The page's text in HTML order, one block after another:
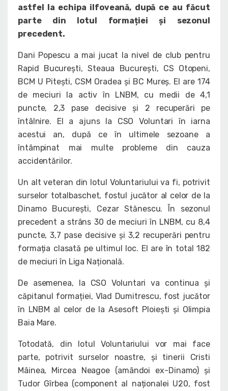
astfel la echipa ilfoveană, după ce au făcut
parte din lotul formației și sezonul
precedent.
Dani Popescu a mai jucat la nivel de club pentru
Rapid București, Steaua București, CS Otopeni,
BCM U Pitești, CSM Oradea și BC Mureș. El are 174
de meciuri la activ în LNBM, cu medii de 4,1
puncte, 2,3 pase decisive și 2 recuperări pe
întâlnire. El a ajuns la CSO Voluntari în iarna
acestui an, după ce în ultimele sezoane a
întâmpinat mai multe probleme din cauza
accidentărilor.
Un alt veteran din lotul Voluntariului va fi, potrivit
surselor totalbaschet, fostul jucător al celor de la
Dinamo București, Cezar Stănescu. În sezonul
precedent a strâns 30 de meciuri în LNBM, cu 8,4
puncte, 3,7 pase decisive și 3,2 recuperări pentru
formația clasată pe ultimul loc. El are în total 182
de meciuri în Liga Națională.
De asemenea, la CSO Voluntari va continua și
căpitanul formației, Vlad Dumitrescu, fost jucător
în LNBM al celor de la Asesoft Ploiești și Olimpia
Baia Mare.
Totodată, din lotul Voluntariului vor mai face
parte, potrivit surselor noastre, și tinerii Cristi
Mâinea, Mircea Neagoe (amândoi ex-Dinamo) și
Tudor Gîrbea (component al naționalei U20, fost